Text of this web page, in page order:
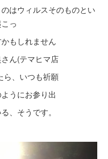
はウィルスそのものとい
っ
もしれません
ん(テマヒマ店
ら、いつも祈願
うにお参り出
、そうです。